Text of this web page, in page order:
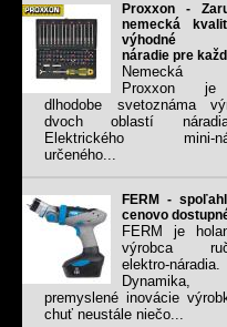
Proxxon -
nemecká
výhodné
náradie pre
Nemecká
Proxxon
dlhodobe svetoznáma
dvoch oblastí
Elektrického mini-
určeného...
FERM -
cenovo
FERM je
výrobca
elektro-náradia.
Dynamika,
premyslené inovácie
chuť neustále niečo...